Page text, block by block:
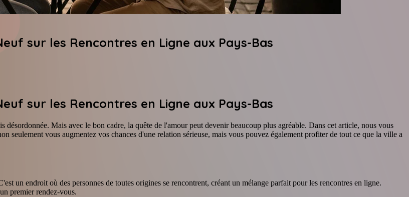
sur les Rencontres en Ligne aux Pays-Bas
sur les Rencontres en Ligne aux Pays-Bas
désordonnée. Mais avec le bon cadre, la quête de l'amour peut devenir beaucoup plus agréable. Dans cet article, nous vous
seulement vous augmentez vos chances d'une relation sérieuse, mais vous pouvez également profiter de tout ce que la ville a
un endroit où des personnes de toutes origines se rencontrent, créant un mélange parfait pour les rencontres en ligne.
premier rendez-vous.